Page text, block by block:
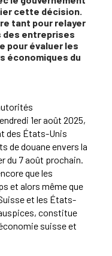
cette décision.
tant pour relayer
entreprises
pour évaluer les
économiques du
1er août 2025,
des États-Unis
de douane envers la
du 7 août prochain.
que les
et alors même que
et les États-
constitue
suisse et